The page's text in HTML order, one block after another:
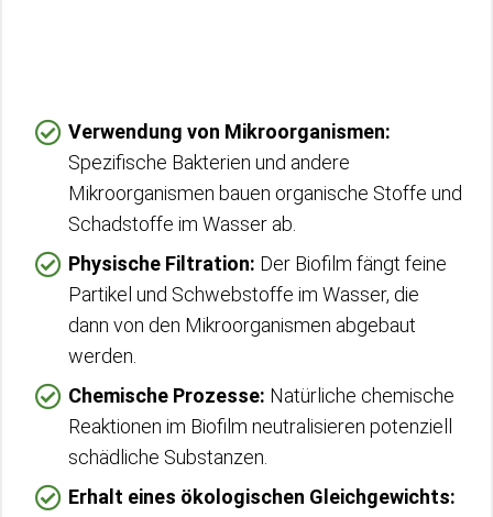
Verwendung von Mikroorganismen:
Spezifische Bakterien und andere
Mikroorganismen bauen organische Stoffe und
Schadstoffe im Wasser ab.
Physische Filtration: Der Biofilm fängt feine
Partikel und Schwebstoffe im Wasser, die
dann von den Mikroorganismen abgebaut
werden.
Chemische Prozesse: Natürliche chemische
Reaktionen im Biofilm neutralisieren potenziell
schädliche Substanzen.
Erhalt eines ökologischen Gleichgewichts: